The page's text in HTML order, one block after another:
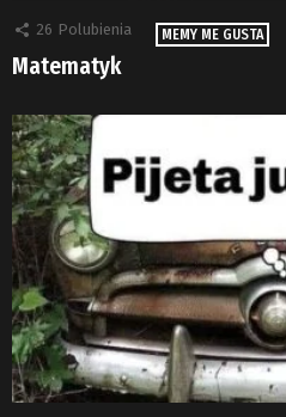
26 Polubienia MEMY ME GUSTA
Matematyk